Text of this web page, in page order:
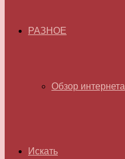
РАЗНОЕ
Обзор интернета
Искать